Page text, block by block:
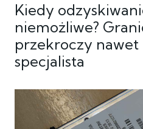
Kiedy
niemożliwe?
przekroczy nawet
specjalista